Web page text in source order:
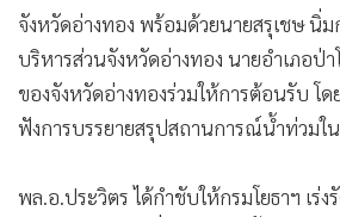
•
Motoring
เกม
• วิทยาศาสตร์
• SMEs
• อินโดจีน
จังหวัดอ่างทอง พร้อมด้วยนายสรุเชษ นิ่
บริหารส่วนจังหวัดอ่างทอง นายอำเภอป่
ของจังหวัดอ่างทองร่วมให้การต้อนรับ โ
ฟังการบรรยายสรุปสถานการณ์น้ำท่วมใ
พล.อ.ประวิตร ได้กำชับให้กรมโยธาฯ เร่ง